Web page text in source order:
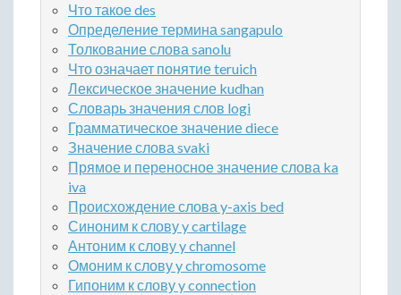
Что такое des
Определение термина sangapulo
Толкование слова sanolu
Что означает понятие teruich
Лексическое значение kudhan
Словарь значения слов logi
Грамматическое значение diece
Значение слова svaki
Прямое и переносное значение слова ka
iva
Происхождение слова y-axis bed
Синоним к слову y cartilage
Антоним к слову y channel
Омоним к слову y chromosome
Гипоним к слову y connection